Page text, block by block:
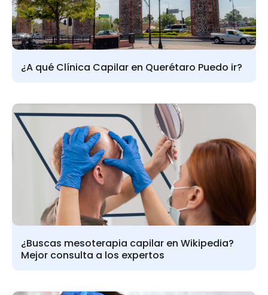
¿A qué Clínica Capilar en Querétaro Puedo ir?
¿Buscas mesoterapia capilar en Wikipedia?
Mejor consulta a los expertos